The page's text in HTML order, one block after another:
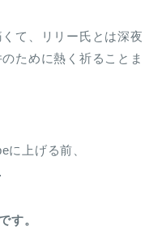
て、リリー氏とは深夜
ために熱く祈ることま
に上げる前、
す。